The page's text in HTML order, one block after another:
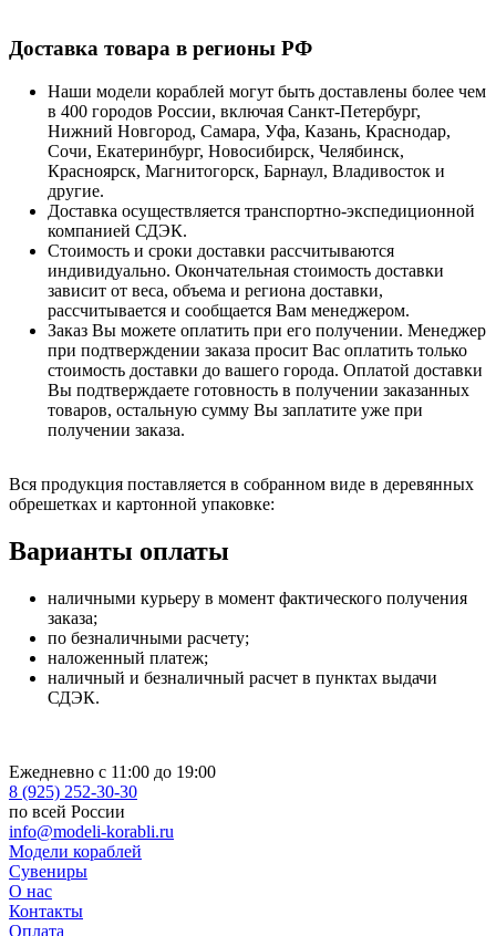
Доставка товара в регионы РФ
Наши модели кораблей могут быть доставлены более чем
в 400 городов России, включая Санкт-Петербург,
Нижний Новгород, Самара, Уфа, Казань, Краснодар,
Сочи, Екатеринбург, Новосибирск, Челябинск,
Красноярск, Магнитогорск, Барнаул, Владивосток и
другие.
Доставка осуществляется транспортно-экспедиционной
компанией СДЭК.
Стоимость и сроки доставки рассчитываются
индивидуально. Окончательная стоимость доставки
зависит от веса, объема и региона доставки,
рассчитывается и сообщается Вам менеджером.
Заказ Вы можете оплатить при его получении. Менеджер
при подтверждении заказа просит Вас оплатить только
стоимость доставки до вашего города. Оплатой доставки
Вы подтверждаете готовность в получении заказанных
товаров, остальную сумму Вы заплатите уже при
получении заказа.
Вся продукция поставляется в собранном виде в деревянных
обрешетках и картонной упаковке:
Варианты оплаты
наличными курьеру в момент фактического получения
заказа;
по безналичными расчету;
наложенный платеж;
наличный и безналичный расчет в пунктах выдачи
СДЭК.
Ежедневно с 11:00 до 19:00
8 (925) 252-30-30
по всей России
info@modeli-korabli.ru
Модели кораблей
Сувениры
О нас
Контакты
Оплата